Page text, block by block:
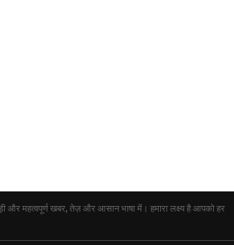
महत्वपूर्ण खबर, तेज़ और आसान भाषा में। हमारा लक्ष्य है आपको हर